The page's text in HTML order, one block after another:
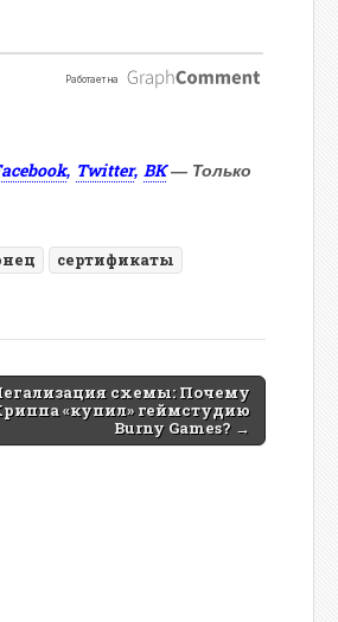
, Twitter, ВК — Только
сертификаты
схемы: Почему
«купил» геймстудию
Burny Games? →